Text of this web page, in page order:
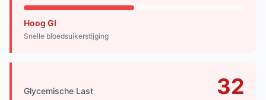
Hoog GI
Snelle bloedsuikerstijging
Glycemische Last 32